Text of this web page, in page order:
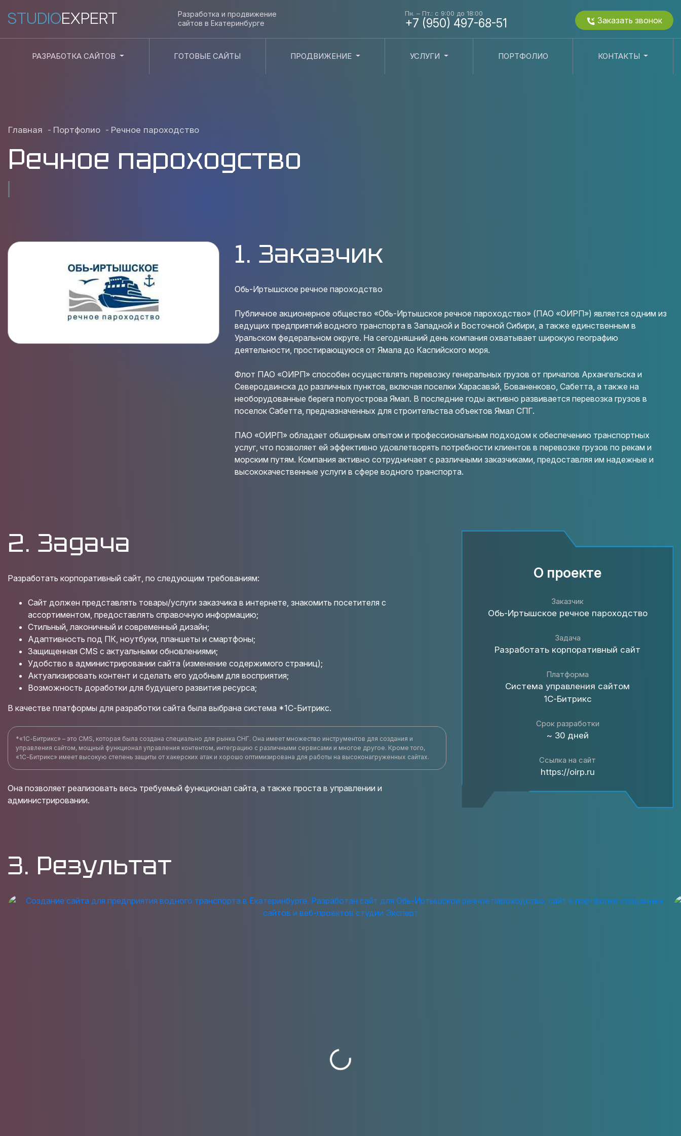
STUDIOEXPERT
Разработка и продвижение
сайтов в Екатеринбурге
Пн. – Пт.: с 9:00 до 18:00
+7 (950) 497-68-51 Заказать звонок
РАЗРАБОТКА САЙТОВ ГОТОВЫЕ САЙТЫ ПРОДВИЖЕНИЕ УСЛУГИ ПОРТФОЛИО КОНТАКТЫ
Главная - Портфолио - Речное пароходство
Речное пароходство
1. Заказчик
Обь-Иртышское речное пароходство
Публичное акционерное общество «Обь-Иртышское речное пароходство» (ПАО «ОИРП») является одним из
ведущих предприятий водного транспорта в Западной и Восточной Сибири, а также единственным в
Уральском федеральном округе. На сегодняшний день компания охватывает широкую географию
деятельности, простирающуюся от Ямала до Каспийского моря.
Флот ПАО «ОИРП» способен осуществлять перевозку генеральных грузов от причалов Архангельска и
Северодвинска до различных пунктов, включая поселки Харасавэй, Бованенково, Сабетта, а также на
необорудованные берега полуострова Ямал. В последние годы активно развивается перевозка грузов в
поселок Сабетта, предназначенных для строительства объектов Ямал СПГ.
ПАО «ОИРП» обладает обширным опытом и профессиональным подходом к обеспечению транспортных
услуг, что позволяет ей эффективно удовлетворять потребности клиентов в перевозке грузов по рекам и
морским путям. Компания активно сотрудничает с различными заказчиками, предоставляя им надежные и
высококачественные услуги в сфере водного транспорта.
2. Задача
Разработать корпоративный сайт, по следующим требованиям:
Сайт должен представлять товары/услуги заказчика в интернете, знакомить посетителя с
ассортиментом, предоставлять справочную информацию;
Стильный, лаконичный и современный дизайн;
Адаптивность под ПК, ноутбуки, планшеты и смартфоны;
Защищенная CMS с актуальными обновлениями;
Удобство в администрировании сайта (изменение содержимого страниц);
Актуализировать контент и сделать его удобным для восприятия;
Возможность доработки для будущего развития ресурса;
В качестве платформы для разработки сайта была выбрана система *1С-Битрикс.
*«1С-Битрикс» – это CMS, которая была создана специально для рынка СНГ. Она имеет множество инструментов для создания и
управления сайтом, мощный функционал управления контентом, интеграцию с различными сервисами и многое другое. Кроме того,
«1С-Битрикс» имеет высокую степень защиты от хакерских атак и хорошо оптимизирована для работы на высоконагруженных сайтах.
Она позволяет реализовать весь требуемый функционал сайта, а также проста в управлении и
администрировании.
О проекте
Заказчик
Обь-Иртышское речное пароходство
Задача
Разработать корпоративный сайт
Платформа
Система управления сайтом
1С-Битрикс
Срок разработки
~ 30 дней
Ссылка на сайт
https://oirp.ru
3. Результат